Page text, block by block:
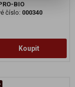
BIO
číslo: 000340
Koupit